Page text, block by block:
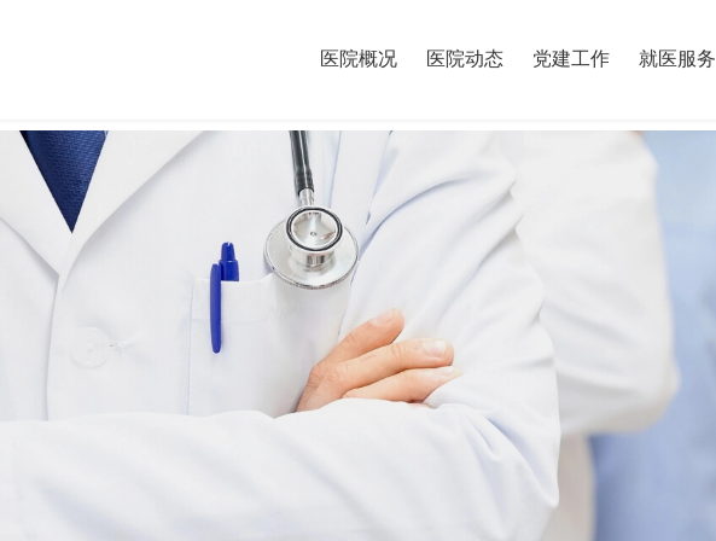
医院概况 医院动态 党建工作 就医服务